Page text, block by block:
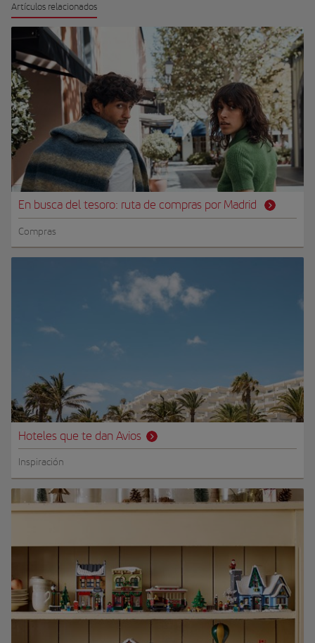
Artículos relacionados
En busca del tesoro: ruta de compras por Madrid
Compras
Hoteles que te dan Avios
Inspiración